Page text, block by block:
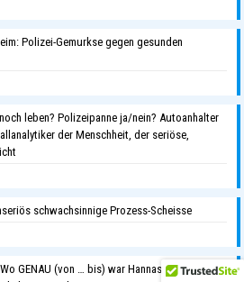
Polizei-Gemurkse gegen gesunden
leben? Polizeipanne ja/nein? Autoanhalter
der Menschheit, der seriöse,
schwachsinnige Prozess-Scheisse
GENAU (von … bis) war Hannas Handy um